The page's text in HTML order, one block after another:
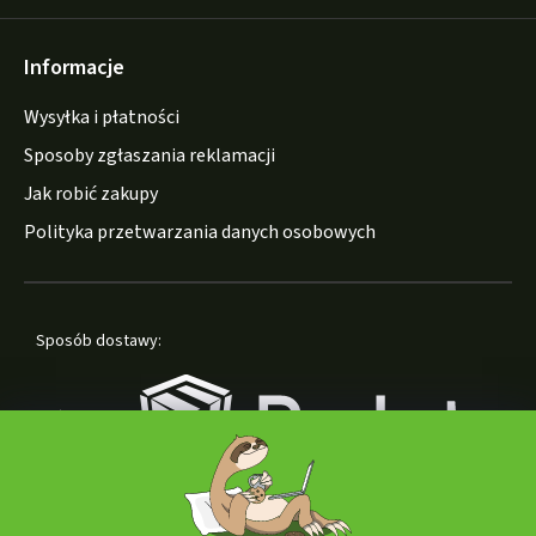
Informacje
Wysyłka i płatności
Sposoby zgłaszania reklamacji
Jak robić zakupy
Polityka przetwarzania danych osobowych
Sposób dostawy: